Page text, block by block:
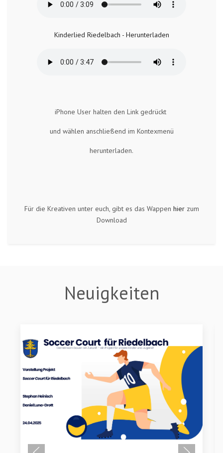
Kinderlied Riedelbach - Herunterladen
iPhone User halten den Link gedrückt
und wählen anschließend im Kontexmenü
herunterladen.
Für die Kreativen unter euch, gibt es das Wappen hierzum
Download
Neuigkeiten